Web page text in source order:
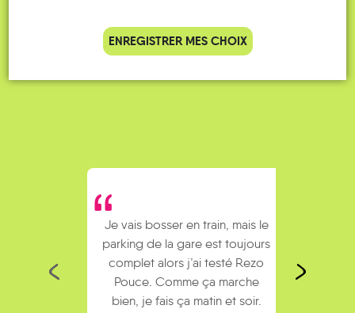
QUELQUES
Témoignages
Je vais bosser en train, mais le
parking de la gare est toujours
complet alors j’ai testé Rezo
Pouce. Comme ça marche
bien, je fais ça matin et soir.
ENREGISTRER MES CHOIX